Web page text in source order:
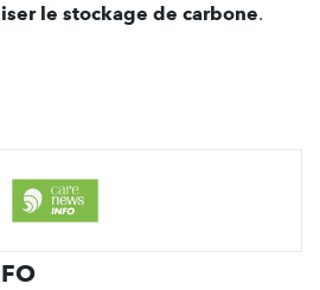
le stockage de carbone.